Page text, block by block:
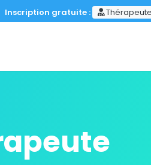
Inscription gratuite : Thérapeute